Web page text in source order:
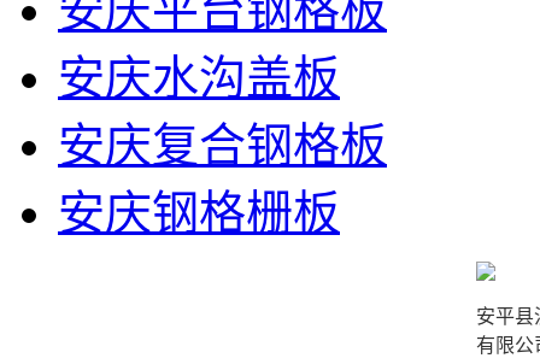
安庆平台钢格板
安庆水沟盖板
安庆复合钢格板
安庆钢格栅板
安平县
有限公